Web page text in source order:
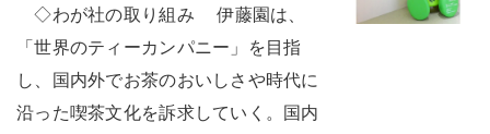
◇わが社の取り組み 伊藤園は、
「世界のティーカンパニー」を目指
し、国内外でお茶のおいしさや時代に
沿った喫茶文化を訴求していく。国内